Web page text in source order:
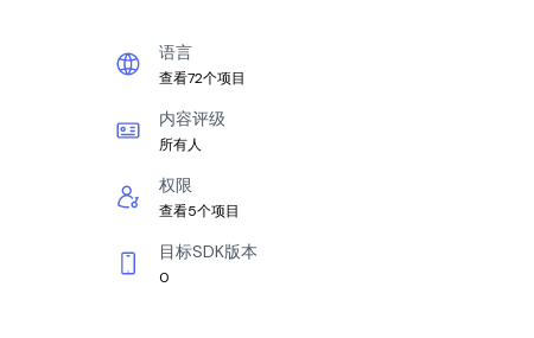
语言
查看72个项目
内容评级
所有人
权限
查看5个项目
目标SDK版本
0